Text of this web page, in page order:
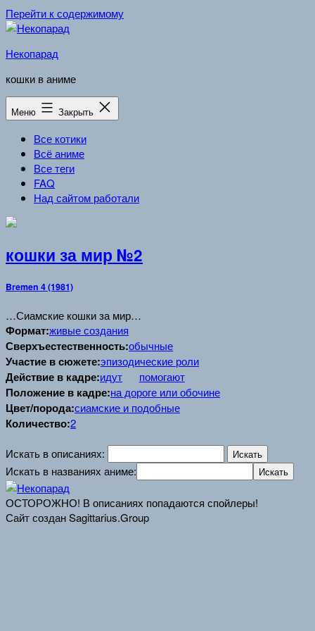
Перейти к содержимому
Некопарад
кошки в аниме
Меню Закрыть
Все котики
Всё аниме
Все теги
FAQ
Над сайтом работали
кошки за мир №2
Bremen 4 (1981)
…Сиамские кошки за мир…
Формат:живые создания
Сверхъестественность:обычные
Участие в сюжете:эпизодические роли
Действие в кадре:идут помогают
Положение в кадре:на дороге или обочине
Цвет/порода:сиамские и подобные
Количество:2
Искать в описаниях:
Искать в названиях аниме:
ОСТОРОЖНО! В описаниях попадаются спойлеры!
Сайт создан Sagittarius.Group